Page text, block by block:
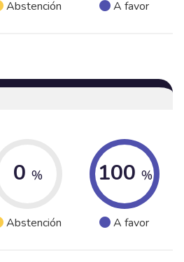
Abstención A favor
0 %
Abstención
100 %
A favor